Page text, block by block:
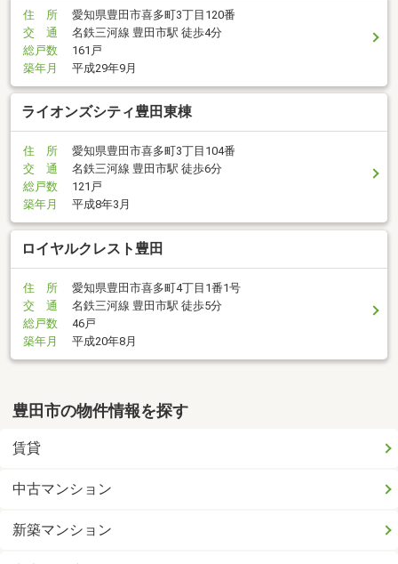
住 所
愛知県豊田市喜多町3丁目120番
交 通
名鉄三河線 豊田市駅 徒歩4分
総戸数
161戸
築年月
平成29年9月
ライオンズシティ豊田東棟
住 所
愛知県豊田市喜多町3丁目104番
交 通
名鉄三河線 豊田市駅 徒歩6分
総戸数
121戸
築年月
平成8年3月
ロイヤルクレスト豊田
住 所
愛知県豊田市喜多町4丁目1番1号
交 通
名鉄三河線 豊田市駅 徒歩5分
総戸数
46戸
築年月
平成20年8月
豊田市の物件情報を探す
賃貸
中古マンション
新築マンション